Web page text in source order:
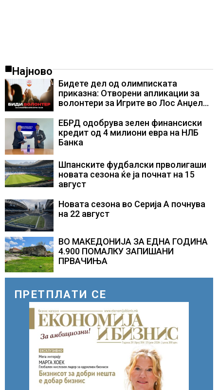
Најново
Бидете дел од олимписката
приказна: Отворени апликации за
волонтери за Игрите во Лос Анџелес
ЕБРД одобрува зелен финансиски
кредит од 4 милиони евра на НЛБ
Банка
Шпанските фудбалски прволигаши
новата сезона ќе ја почнат на 15
август
Новата сезона во Серија А почнува
на 22 август
ВО МАКЕДОНИЈА ЗА ЕДНА ГОДИНА
4.900 ПОМАЛКУ ЗАПИШАНИ
ПРВАЧИЊА
ПРЕТПЛАТИ СЕ